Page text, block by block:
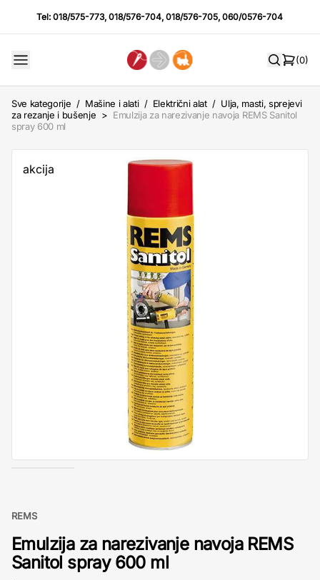
Tel:018/575-773,018/576-704,018/576-705,060/0576-704
(0)
Sve kategorije / Mašine i alati / Električni alat / Ulja, masti, sprejevi
za rezanje i bušenje > Emulzija za narezivanje navoja REMS Sanitol
spray 600 ml
akcija
REMS
Emulzija za narezivanje navoja REMS
Sanitol spray 600 ml